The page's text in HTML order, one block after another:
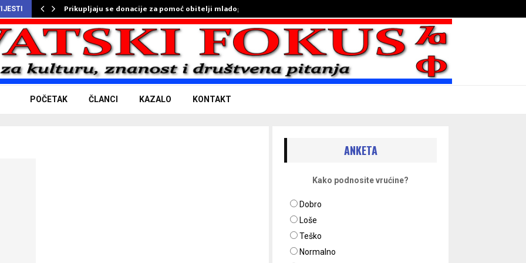
Prikupljaju se donacije za pomoć obitelji mladog…
POČETAK ČLANCI KAZALO KONTAKT
ANKETA
Kako podnosite vrućine?
Dobro
Loše
Teško
Normalno